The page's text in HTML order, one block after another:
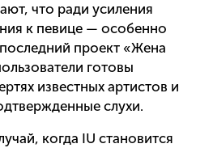
что ради усиления
к певице — особенно
проект «Жена
готовы
известных артистов и
слухи.
когда IU становится